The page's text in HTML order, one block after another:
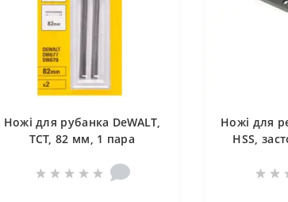
Ножі для рубанка DeWALT,
ТСТ, 82 мм, 1 пара
Ножі для
HSS,
для